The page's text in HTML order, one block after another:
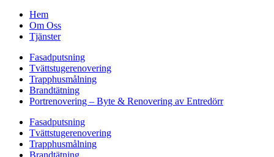
Hem
Om Oss
Tjänster
Fasadputsning
Tvättstugerenovering
Trapphusmålning
Brandtätning
Portrenovering – Byte & Renovering av Entredörr
Fasadputsning
Tvättstugerenovering
Trapphusmålning